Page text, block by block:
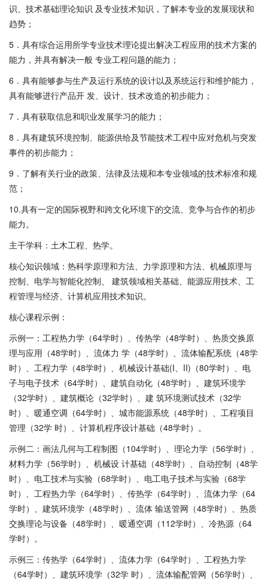
识、技术基础理论知识 及专业技术知识，了解本专业的发展现状和
趋势；
5．具有综合运用所学专业技术理论提出解决工程应用的技术方案的
能力，并具有解决一般 专业工程问题的能力；
6．具有能够参与生产及运行系统的设计以及系统运行和维护能力，
具有能够进行产品开 发、设计、技术改造的初步能力；
7．具有获取信息和职业发展学习的能力；
8．具有建筑环境控制、能源供给及节能技术工程中应对危机与突发
事件的初步能力；
9．了解有关行业的政策、法律及法规和本专业领域的技术标准和规
范；
10.具有一定的国际视野和跨文化环境下的交流、竞争与合作的初步
能力。
主干学科：土木工程、热学。
核心知识领域：热科学原理和方法、力学原理和方法、机械原理与
控制、电学与智能化控制、 建筑领域相关基础、能源应用技术、工
程管理与经济、计算机应用技术知识。
核心课程示例：
示例一：工程热力学（64学时）、传热学（48学时）、热质交换原
理与应用（48学时）、流体力 学（48学时）、流体输配系统（48学
时）、工程力学（48学时）、机械设计基础(I、II)（80学时）、电
子与电子技术（64学时）、建筑自动化（48学时）、建筑环境学
（32学时）、建筑概论（32学时）、建 筑环境测试技术（32学
时）、暖通空调（64学时）、城市能源系统（48学时）、工程项目
管理（32学 时）、计算机程序设计基础（48学时）。
示例二：画法几何与工程制图（104学时）、理论力学（56学时）、
材料力学（56学时）、机械设 计基础（48学时）、自动控制（48学
时）、电工技术与实验（68学时）、电工电子技术与实验（68学
时）、工程热力学（64学时）、传热学（64学时）、流体力学（64
学时）、建筑环境学（48学时）、流体 输送管网（48学时）、热质
交换理论与设备（48学时）、暖通空调（112学时）、冷热源（64
学时）。
示例三：传热学（64学时）、流体力学（64学时）、工程热力学
（64学时）、建筑环境学（32学 时）、流体输配管网（56学时）、